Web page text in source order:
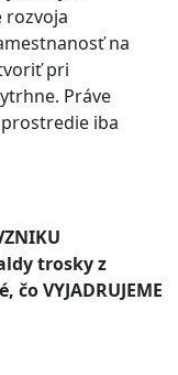
rozvoja
na
pri
Práve
iba
trosky z
VYJADRUJEME